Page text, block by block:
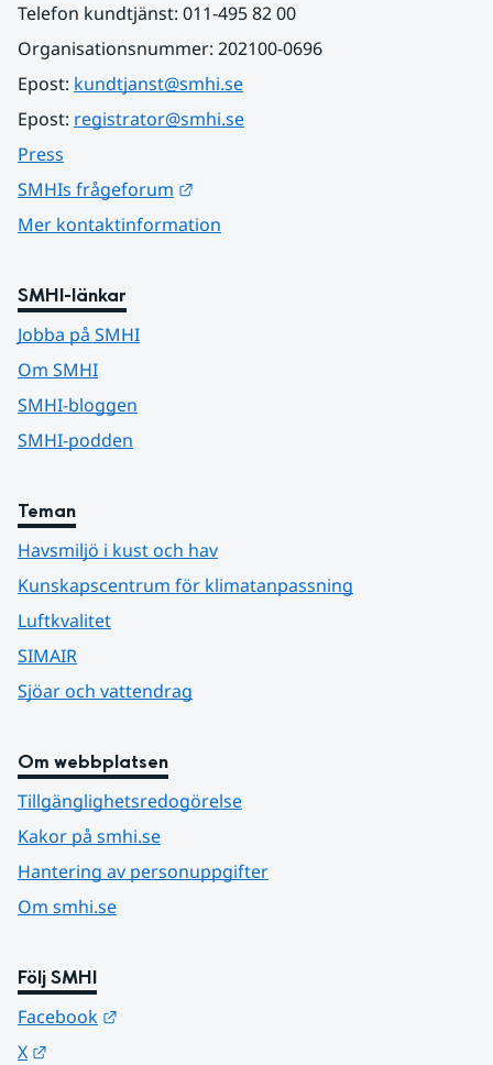
Telefon kundtjänst: 011-495 82 00
Organisationsnummer: 202100-0696
Epost: kundtjanst@smhi.se
Epost: registrator@smhi.se
Press
SMHIs frågeforum
Mer kontaktinformation
SMHI-länkar
Jobba på SMHI
Om SMHI
SMHI-bloggen
SMHI-podden
Teman
Havsmiljö i kust och hav
Kunskapscentrum för klimatanpassning
Luftkvalitet
SIMAIR
Sjöar och vattendrag
Om webbplatsen
Tillgänglighetsredogörelse
Kakor på smhi.se
Hantering av personuppgifter
Om smhi.se
Följ SMHI
Facebook
X